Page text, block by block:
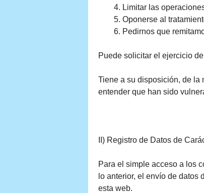
Limitar las
Oponerse al
Pedirnos que
Puede solicitar el ejercicio
Tiene a su disposición, de la
entender que han sido
II) Registro de Datos de
Para el simple acceso a los
lo anterior, el envío de
esta web.